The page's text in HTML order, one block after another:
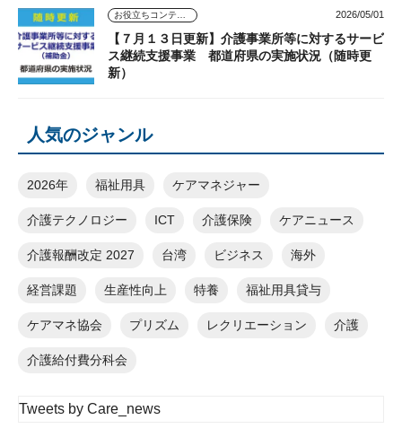
2026/05/01
【７月１３日更新】介護事業所等に対するサービ
ス継続支援事業 都道府県の実施状況（随時更
新）
人気のジャンル
2026年 福祉用具 ケアマネジャー
介護テクノロジー ICT 介護保険 ケアニュース
介護報酬改定 2027 台湾 ビジネス 海外
経営課題 生産性向上 特養 福祉用具貸与
ケアマネ協会 プリズム レクリエーション 介護
介護給付費分科会
Tweets by Care_news